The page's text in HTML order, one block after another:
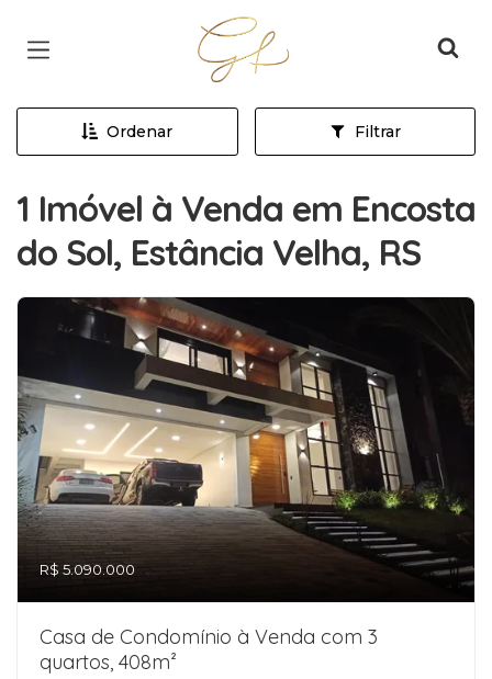
Página inicial
Ordenar Filtrar
1 Imóvel à Venda em Encosta
do Sol, Estância Velha, RS
R$ 5.090.000
Casa de Condomínio à Venda com 3
quartos, 408m²